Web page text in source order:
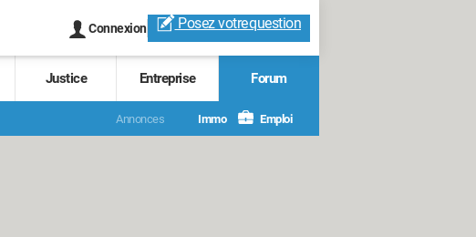
Connexion Posez votrequestion
Justice Entreprise Forum
Annonces Immo Emploi